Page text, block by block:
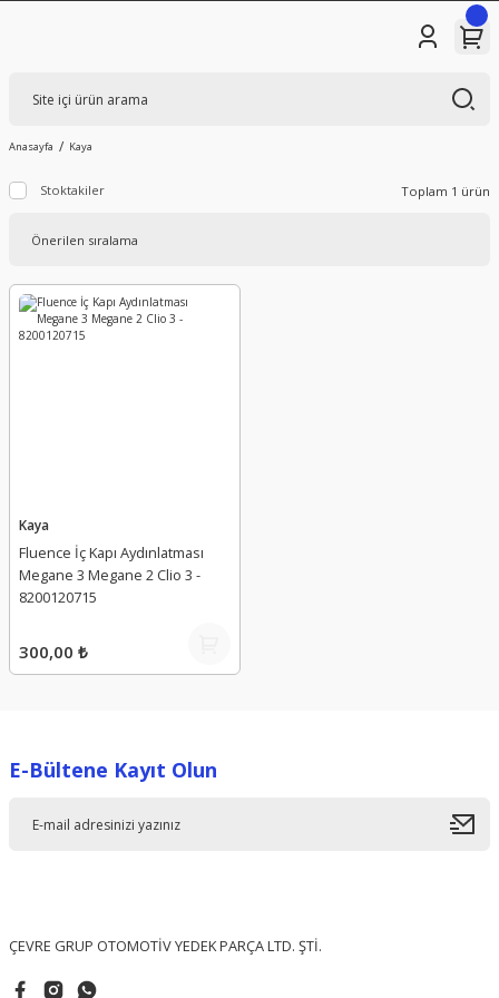
Anasayfa Kaya
Stoktakiler Toplam 1 ürün
Kaya
Fluence İç Kapı Aydınlatması
Megane 3 Megane 2 Clio 3 -
8200120715
300,00 ₺
E-Bültene Kayıt Olun
ÇEVRE GRUP OTOMOTİV YEDEK PARÇA LTD. ŞTİ.